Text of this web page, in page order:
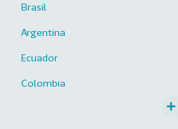
Brasil
Argentina
Ecuador
Colombia